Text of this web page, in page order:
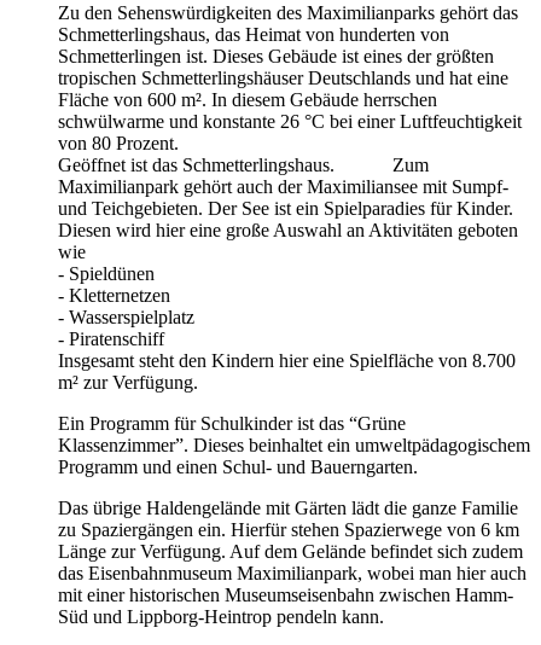
Zu den Sehenswürdigkeiten des Maximilianparks gehört das
Schmetterlingshaus, das Heimat von hunderten von
Schmetterlingen ist. Dieses Gebäude ist eines der größten
tropischen Schmetterlingshäuser Deutschlands und hat eine
Fläche von 600 m². In diesem Gebäude herrschen
schwülwarme und konstante 26 °C bei einer Luftfeuchtigkeit
von 80 Prozent.
Geöffnet ist das Schmetterlingshaus. Zum
Maximilianpark gehört auch der Maximiliansee mit Sumpf-
und Teichgebieten. Der See ist ein Spielparadies für Kinder.
Diesen wird hier eine große Auswahl an Aktivitäten geboten
wie
- Spieldünen
- Kletternetzen
- Wasserspielplatz
- Piratenschiff
Insgesamt steht den Kindern hier eine Spielfläche von 8.700
m² zur Verfügung.
Ein Programm für Schulkinder ist das “Grüne
Klassenzimmer”. Dieses beinhaltet ein umweltpädagogischem
Programm und einen Schul- und Bauerngarten.
Das übrige Haldengelände mit Gärten lädt die ganze Familie
zu Spaziergängen ein. Hierfür stehen Spazierwege von 6 km
Länge zur Verfügung. Auf dem Gelände befindet sich zudem
das Eisenbahnmuseum Maximilianpark, wobei man hier auch
mit einer historischen Museumseisenbahn zwischen Hamm-
Süd und Lippborg-Heintrop pendeln kann.